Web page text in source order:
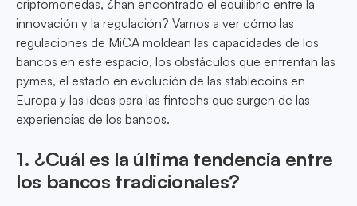
criptomonedas, ¿han encontrado el equilibrio entre la
innovación y la regulación? Vamos a ver cómo las
regulaciones de MiCA moldean las capacidades de los
bancos en este espacio, los obstáculos que enfrentan las
pymes, el estado en evolución de las stablecoins en
Europa y las ideas para las fintechs que surgen de las
experiencias de los bancos.
1. ¿Cuál es la última tendencia entre
los bancos tradicionales?